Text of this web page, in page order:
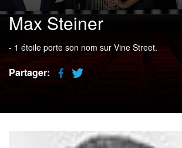
Max Steiner
- 1 étoile porte son nom sur Vine Street.
Partager: